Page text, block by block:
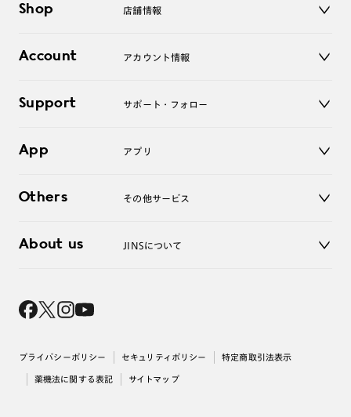
サングラス
コンタクトレンズ
アクセサリー
Shop 店舗情報
オンラインショップ
Account アカウント情報
ログアウト
Support サポート・フォロー
よくあるご質問
お問い合わせ
App アプリ
Others その他サービス
レンズ交換
About us JINSについて
採用情報
出店について
プライバシーポリシー セキュリティポリシー 特定商取引法表示
薬機法に関する表記 サイトマップ